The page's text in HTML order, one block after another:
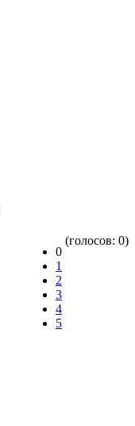
0
1
2
3
4
5
(голосов: 0)